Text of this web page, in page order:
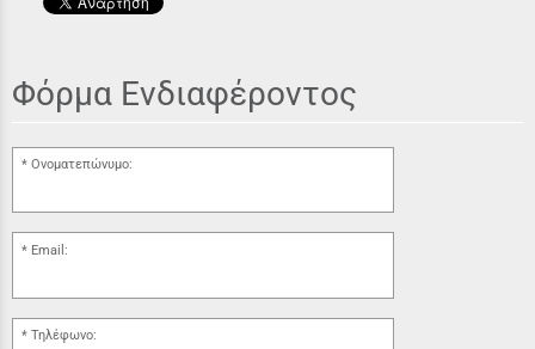
Φόρμα Ενδιαφέροντος
Ονοματεπώνυμο:
Email:
Τηλέφωνο: